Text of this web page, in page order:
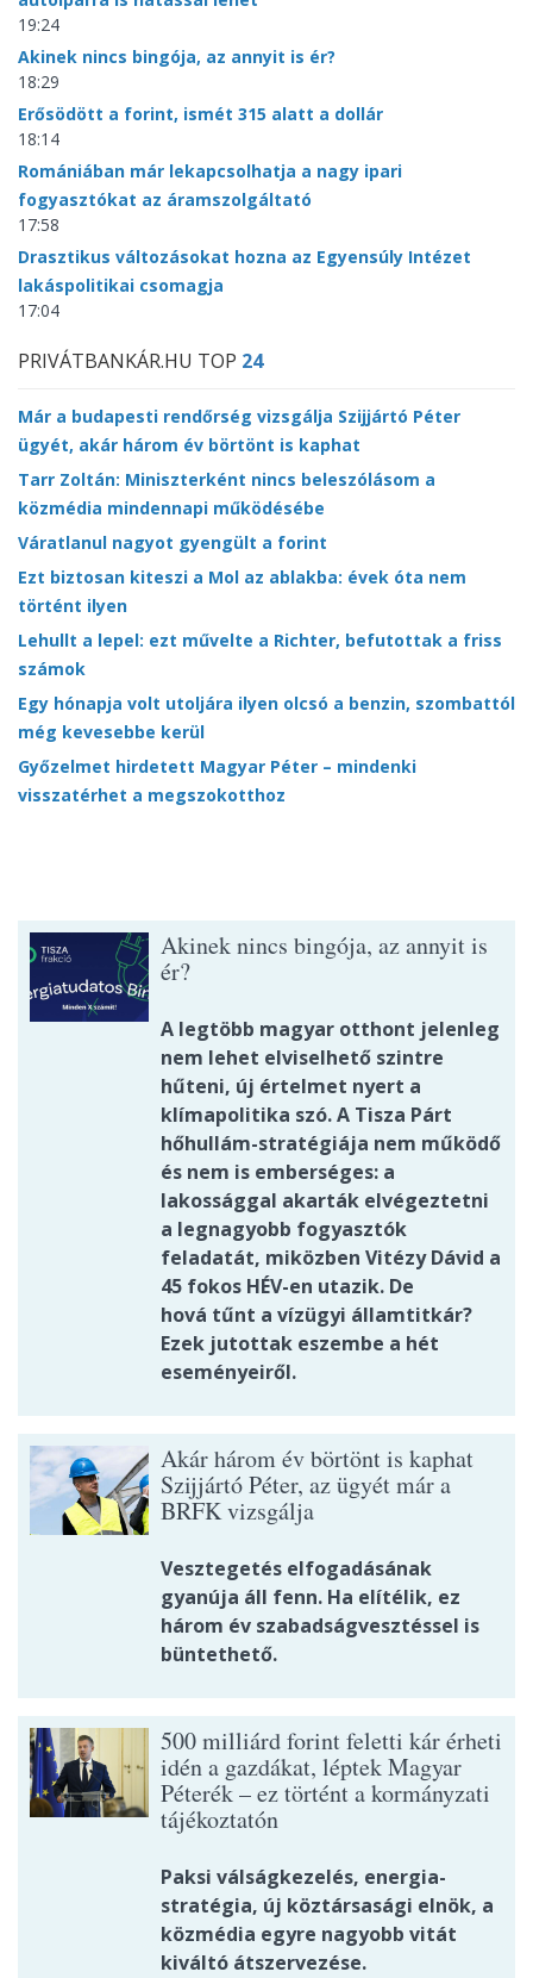
19:24
Akinek nincs bingója, az annyit is ér?
18:29
Erősödött a forint, ismét 315 alatt a dollár
18:14
Romániában már lekapcsolhatja a nagy ipari
fogyasztókat az áramszolgáltató
17:58
Drasztikus változásokat hozna az Egyensúly Intézet
lakáspolitikai csomagja
17:04
PRIVÁTBANKÁR.HU TOP 24
Már a budapesti rendőrség vizsgálja Szijjártó Péter
ügyét, akár három év börtönt is kaphat
Tarr Zoltán: Miniszterként nincs beleszólásom a
közmédia mindennapi működésébe
Váratlanul nagyot gyengült a forint
Ezt biztosan kiteszi a Mol az ablakba: évek óta nem
történt ilyen
Lehullt a lepel: ezt művelte a Richter, befutottak a friss
számok
Egy hónapja volt utoljára ilyen olcsó a benzin, szombattól
még kevesebbe kerül
Győzelmet hirdetett Magyar Péter – mindenki
visszatérhet a megszokotthoz
Akinek nincs bingója, az annyit is
ér?
A legtöbb magyar otthont jelenleg
nem lehet elviselhető szintre
hűteni, új értelmet nyert a
klímapolitika szó. A Tisza Párt
hőhullám-stratégiája nem működő
és nem is emberséges: a
lakossággal akarták elvégeztetni
a legnagyobb fogyasztók
feladatát, miközben Vitézy Dávid a
45 fokos HÉV-en utazik. De
hová tűnt a vízügyi államtitkár?
Ezek jutottak eszembe a hét
eseményeiről.
Akár három év börtönt is kaphat
Szijjártó Péter, az ügyét már a
BRFK vizsgálja
Vesztegetés elfogadásának
gyanúja áll fenn. Ha elítélik, ez
három év szabadságvesztéssel is
büntethető.
500 milliárd forint feletti kár érheti
idén a gazdákat, léptek Magyar
Péterék – ez történt a kormányzati
tájékoztatón
Paksi válságkezelés, energia-
stratégia, új köztársasági elnök, a
közmédia egyre nagyobb vitát
kiváltó átszervezése.